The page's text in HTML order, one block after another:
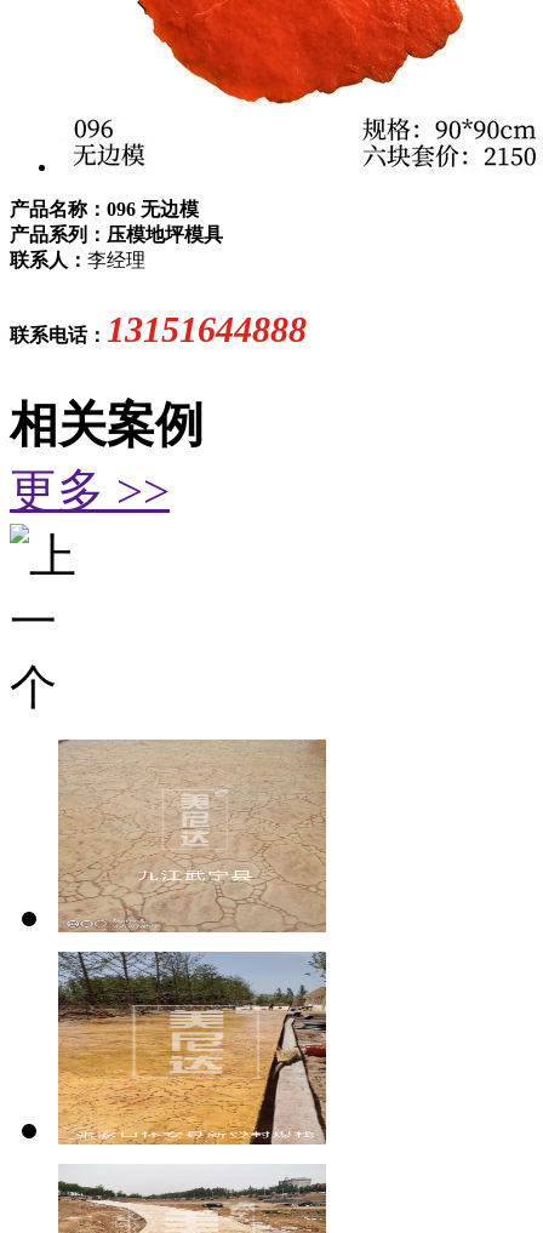
产品名称：096 无边模
产品系列：压模地坪模具
联系人： 李经理
联系电话： 13151644888
相关案例
更多 >>